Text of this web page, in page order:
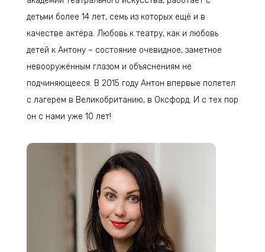
детьми более 14 лет, семь из которых ещё и в
качестве актёра. Любовь к театру, как и любовь
детей к Антону – состояние очевидное, заметное
невооружённым глазом и объяснениям не
подчиняющееся. В 2015 году Антон впервые полетел
с лагерем в Великобританию, в Оксфорд. И с тех пор
он с нами уже 10 лет!